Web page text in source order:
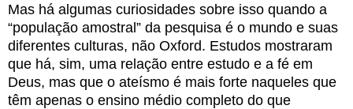
Mas há algumas curiosidades sobre isso quando a
“população amostral” da pesquisa é o mundo e suas
diferentes culturas, não Oxford. Estudos mostraram
que há, sim, uma relação entre estudo e a fé em
Deus, mas que o ateísmo é mais forte naqueles que
têm apenas o ensino médio completo do que